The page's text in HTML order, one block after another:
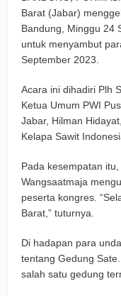
Keuangan Pensiunan
Padaringan
Wali Kota Dorong
Warga
Funtastic 8
Farhan: Kritik
Bandung
Perkuat Layanan
Barat (Jabar)
Bandung, Minggu 24
untuk menyambut
September 2023.
Acara ini dihadiri Plh
Ketua Umum PWI
Jabar, Hilman
Kelapa Sawit
Pada kesempatan
Wangsaatmaja
peserta kongres.
Barat,” tuturnya.
Di hadapan para
tentang Gedung
salah satu gedung